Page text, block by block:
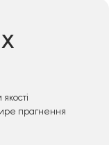
прагнення